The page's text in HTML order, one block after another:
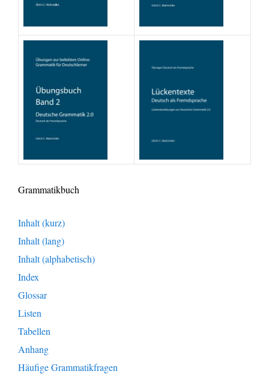
Grammatikbuch
Inhalt (kurz)
Inhalt (lang)
Inhalt (alphabetisch)
Index
Glossar
Listen
Tabellen
Anhang
Häufige Grammatikfragen